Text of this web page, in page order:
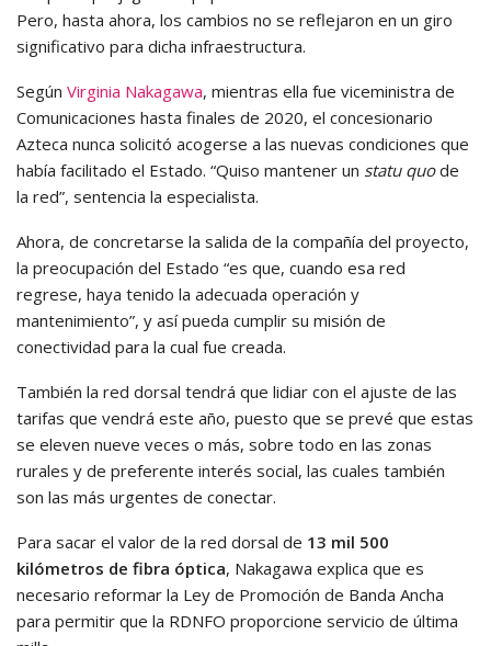
Pero, hasta ahora, los cambios no se reflejaron en un giro
significativo para dicha infraestructura.
Según Virginia Nakagawa, mientras ella fue viceministra de
Comunicaciones hasta finales de 2020, el concesionario
Azteca nunca solicitó acogerse a las nuevas condiciones que
había facilitado el Estado. “Quiso mantener un statu quode
la red”, sentencia la especialista.
Ahora, de concretarse la salida de la compañía del proyecto,
la preocupación del Estado “es que, cuando esa red
regrese, haya tenido la adecuada operación y
mantenimiento”, y así pueda cumplir su misión de
conectividad para la cual fue creada.
También la red dorsal tendrá que lidiar con el ajuste de las
tarifas que vendrá este año, puesto que se prevé que estas
se eleven nueve veces o más, sobre todo en las zonas
rurales y de preferente interés social, las cuales también
son las más urgentes de conectar.
Para sacar el valor de la red dorsal de 13 mil 500
kilómetros de fibra óptica, Nakagawa explica que es
necesario reformar la Ley de Promoción de Banda Ancha
para permitir que la RDNFO proporcione servicio de última